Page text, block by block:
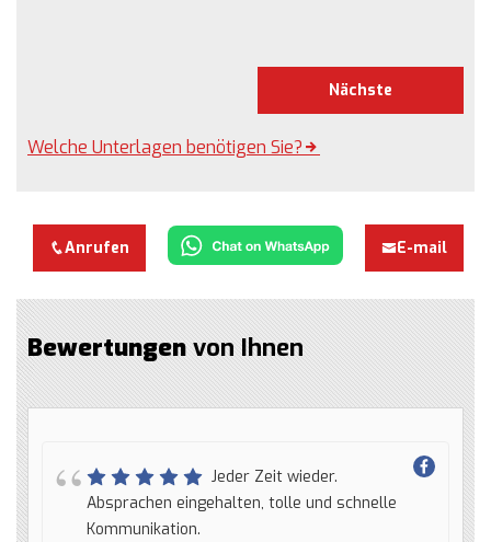
Welche Unterlagen benötigen Sie?
Nächste
Anrufen E-mail
Bewertungen von Ihnen
Jeder Zeit wieder.
Absprachen eingehalten, tolle und schnelle
Kommunikation.